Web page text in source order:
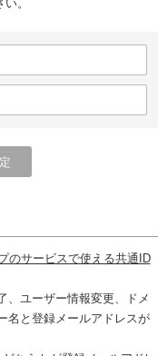
。
のサービスで使える共通ID
、ユーザー情報変更、ドメ
名と登録メールアドレスが